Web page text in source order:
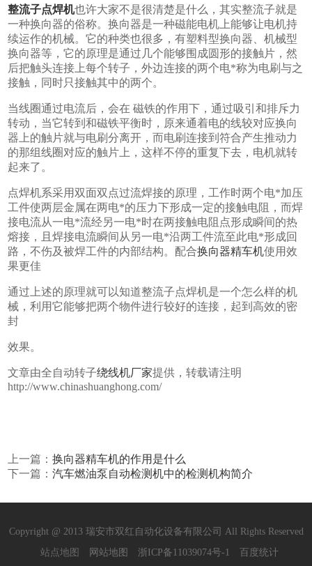
整流子点焊机也许大家不是很清楚是什么，其实整流子就是
一种换向器的俗称。换向器是一种磁能电机上能够让电机持
续运作的机械。它的种类也很多，有塑料型换向器、机械型
换向器等，它的原理是通过几个能够围成圆形的接触片，然
后把触头连接上每个转子，外边连接的两个电*称为电刷与之
接触，同时只接触其中的两个。
当线圈通过电流后，会在 磁铁的作用下，通过吸引和排斥力
转动，当它转到和磁铁平衡时，原来通着电的线较对应换向
器上的触片就与电刷分离开，而电刷连接到符合产生推动力
的那组线圈对应的触片上，这样不停的重复下去，电机就转
起来了。
点焊机系采用双面双点过流焊接的原理，工作时两个电*加压
工件使两层金属在两电*的压力下形成一定的接触电阻，而焊
接电流从一电*流经另一电*时在两接触电阻点形成瞬间的热
熔接，且焊接电流瞬间从另一电*沿两工件流至此电*形成回
路，不伤及被焊工件的内部结构。配合换向器精车机使用效
果更佳
通过上述的原理就可以知道整流子点焊机是一个怎么样的机
械，利用它能够把两个物件进行较好的连接，起到高效的密
封
效果。
文章由全自动转子绕线机厂家提供，转载请注明
http://www.chinashuanghong.com/
上一篇：换向器精车机的作用是什么
下一篇：汽车燃油泵自动检测机中的检测机构简介
Copyright @ 2013 瑞安市双红自动化设备有限公司 All Rights Reserved
站点地图
网站地图 浙ICP备11039074号-1 百度统计